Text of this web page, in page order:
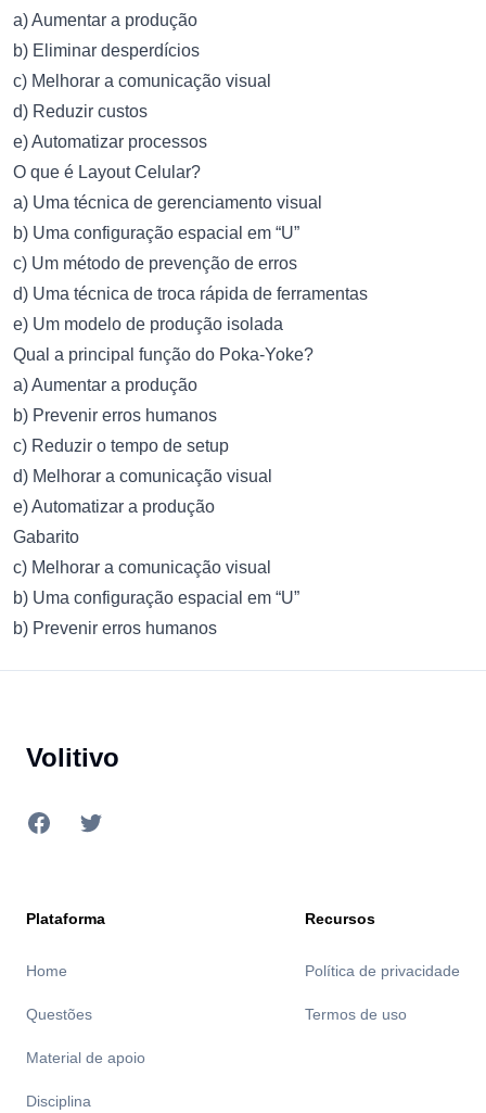
a) Aumentar a produção
b) Eliminar desperdícios
c) Melhorar a comunicação visual
d) Reduzir custos
e) Automatizar processos
O que é Layout Celular?
a) Uma técnica de gerenciamento visual
b) Uma configuração espacial em “U”
c) Um método de prevenção de erros
d) Uma técnica de troca rápida de ferramentas
e) Um modelo de produção isolada
Qual a principal função do Poka-Yoke?
a) Aumentar a produção
b) Prevenir erros humanos
c) Reduzir o tempo de setup
d) Melhorar a comunicação visual
e) Automatizar a produção
Gabarito
c) Melhorar a comunicação visual
b) Uma configuração espacial em “U”
b) Prevenir erros humanos
Volitivo
Facebook
Twitter
Plataforma
Home
Questões
Material de apoio
Disciplina
Recursos
Política de privacidade
Termos de uso